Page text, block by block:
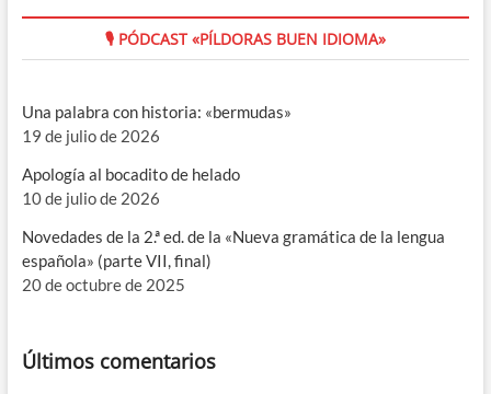
🎙 PÓDCAST «PÍLDORAS BUEN IDIOMA»
Una palabra con historia: «bermudas»
19 de julio de 2026
Apología al bocadito de helado
10 de julio de 2026
Novedades de la 2.ª ed. de la «Nueva gramática de la lengua
española» (parte VII, final)
20 de octubre de 2025
Últimos comentarios